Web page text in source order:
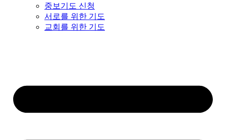
중보기도 신청
서로를 위한 기도
교회를 위한 기도